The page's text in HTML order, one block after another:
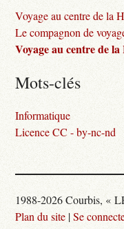
Voyage au centre de la
Le compagnon de
Voyage au centre de
Mots-clés
Informatique
Licence CC - by-nc-nd
1988-2026 Courbis, «
Plan du site |Se